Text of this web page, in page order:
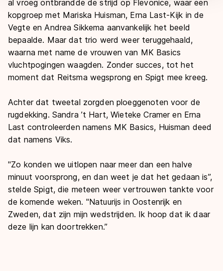
al vroeg ontbrandde de strijd op Flevonice, waar een
kopgroep met Mariska Huisman, Erna Last-Kijk in de
Vegte en Andrea Sikkema aanvankelijk het beeld
bepaalde. Maar dat trio werd weer teruggehaald,
waarna met name de vrouwen van MK Basics
vluchtpogingen waagden. Zonder succes, tot het
moment dat Reitsma wegsprong en Spigt mee kreeg.
Achter dat tweetal zorgden ploeggenoten voor de
rugdekking. Sandra ’t Hart, Wieteke Cramer en Erna
Last controleerden namens MK Basics, Huisman deed
dat namens Viks.
''Zo konden we uitlopen naar meer dan een halve
minuut voorsprong, en dan weet je dat het gedaan is’’,
stelde Spigt, die meteen weer vertrouwen tankte voor
de komende weken. ''Natuurijs in Oostenrijk en
Zweden, dat zijn mijn wedstrijden. Ik hoop dat ik daar
deze lijn kan doortrekken.’’